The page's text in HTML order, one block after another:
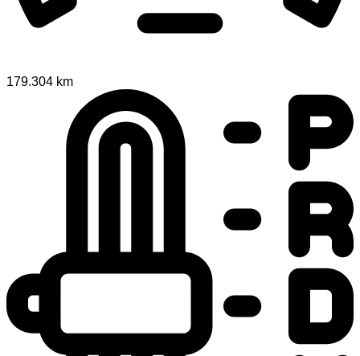
179.304 km